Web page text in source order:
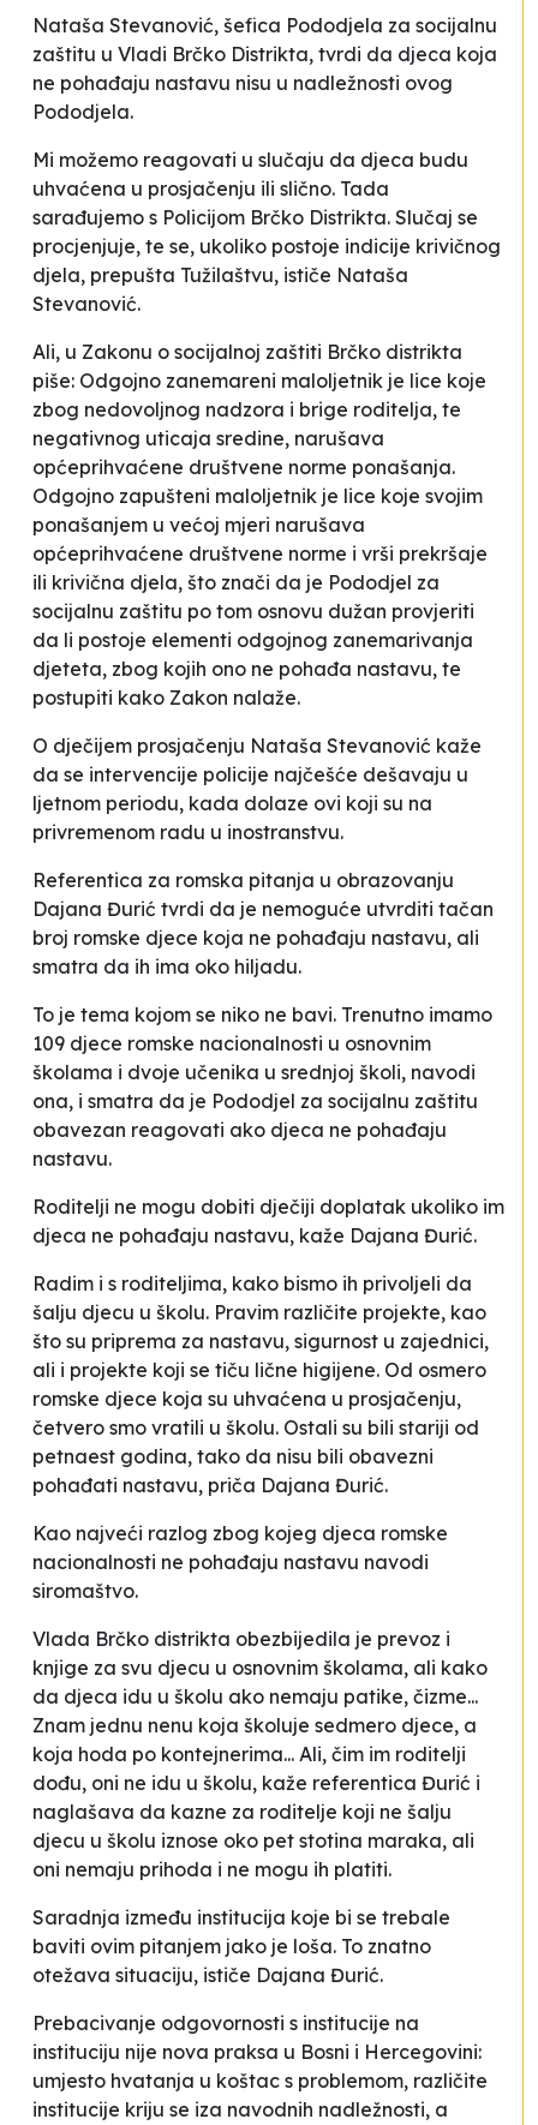
Nataša Stevanović, šefica Pododjela za socijalnu
zaštitu u Vladi Brčko Distrikta, tvrdi da djeca koja
ne pohađaju nastavu nisu u nadležnosti ovog
Pododjela.
Mi možemo reagovati u slučaju da djeca budu
uhvaćena u prosjačenju ili slično. Tada
sarađujemo s Policijom Brčko Distrikta. Slučaj se
procjenjuje, te se, ukoliko postoje indicije krivičnog
djela, prepušta Tužilaštvu, ističe Nataša
Stevanović.
Ali, u Zakonu o socijalnoj zaštiti Brčko distrikta
piše: Odgojno zanemareni maloljetnik je lice koje
zbog nedovoljnog nadzora i brige roditelja, te
negativnog uticaja sredine, narušava
općeprihvaćene društvene norme ponašanja.
Odgojno zapušteni maloljetnik je lice koje svojim
ponašanjem u većoj mjeri narušava
općeprihvaćene društvene norme i vrši prekršaje
ili krivična djela, što znači da je Pododjel za
socijalnu zaštitu po tom osnovu dužan provjeriti
da li postoje elementi odgojnog zanemarivanja
djeteta, zbog kojih ono ne pohađa nastavu, te
postupiti kako Zakon nalaže.
O dječijem prosjačenju Nataša Stevanović kaže
da se intervencije policije najčešće dešavaju u
ljetnom periodu, kada dolaze ovi koji su na
privremenom radu u inostranstvu.
Referentica za romska pitanja u obrazovanju
Dajana Đurić tvrdi da je nemoguće utvrditi tačan
broj romske djece koja ne pohađaju nastavu, ali
smatra da ih ima oko hiljadu.
To je tema kojom se niko ne bavi. Trenutno imamo
109 djece romske nacionalnosti u osnovnim
školama i dvoje učenika u srednjoj školi, navodi
ona, i smatra da je Pododjel za socijalnu zaštitu
obavezan reagovati ako djeca ne pohađaju
nastavu.
Roditelji ne mogu dobiti dječiji doplatak ukoliko im
djeca ne pohađaju nastavu, kaže Dajana Đurić.
Radim i s roditeljima, kako bismo ih privoljeli da
šalju djecu u školu. Pravim različite projekte, kao
što su priprema za nastavu, sigurnost u zajednici,
ali i projekte koji se tiču lične higijene. Od osmero
romske djece koja su uhvaćena u prosjačenju,
četvero smo vratili u školu. Ostali su bili stariji od
petnaest godina, tako da nisu bili obavezni
pohađati nastavu, priča Dajana Đurić.
Kao najveći razlog zbog kojeg djeca romske
nacionalnosti ne pohađaju nastavu navodi
siromaštvo.
Vlada Brčko distrikta obezbijedila je prevoz i
knjige za svu djecu u osnovnim školama, ali kako
da djeca idu u školu ako nemaju patike, čizme...
Znam jednu nenu koja školuje sedmero djece, a
koja hoda po kontejnerima... Ali, čim im roditelji
dođu, oni ne idu u školu, kaže referentica Đurić i
naglašava da kazne za roditelje koji ne šalju
djecu u školu iznose oko pet stotina maraka, ali
oni nemaju prihoda i ne mogu ih platiti.
Saradnja između institucija koje bi se trebale
baviti ovim pitanjem jako je loša. To znatno
otežava situaciju, ističe Dajana Đurić.
Prebacivanje odgovornosti s institucije na
instituciju nije nova praksa u Bosni i Hercegovini:
umjesto hvatanja u koštac s problemom, različite
institucije kriju se iza navodnih nadležnosti, a